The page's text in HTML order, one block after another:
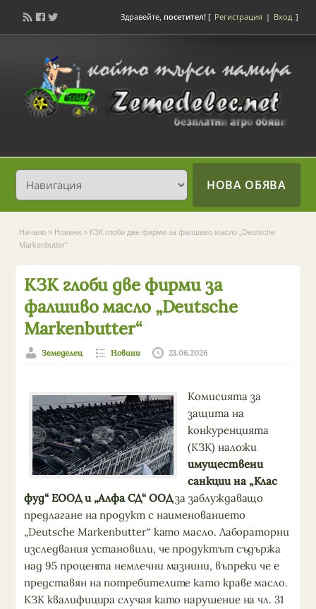
Здравейте, посетител! [ Регистрация | Вход ]
НОВА ОБЯВА
Начало » Новини » КЗК глоби две фирми за фалшиво масло „Deutsche
Markenbutter“
КЗК глоби две фирми за
фалшиво масло „Deutsche
Markenbutter“
Земеделец Новини 23.06.2026
Комисията за
защита на
конкуренцията
(КЗК) наложи
имуществени
санкции на „Клас
фуд“ ЕООД и „Алфа СД“ ООДза заблуждаващо
предлагане на продукт с наименованието
„Deutsche Markenbutter“ като масло. Лабораторни
изследвания установили, че продуктът съдържа
над 95 процента немлечни мазнини, въпреки че е
представян на потребителите като краве масло.
КЗК квалифицира случая като нарушение на чл. 31